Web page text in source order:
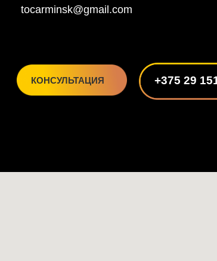
tocarminsk@gmail.com
КОНСУЛЬТАЦИЯ +375 29